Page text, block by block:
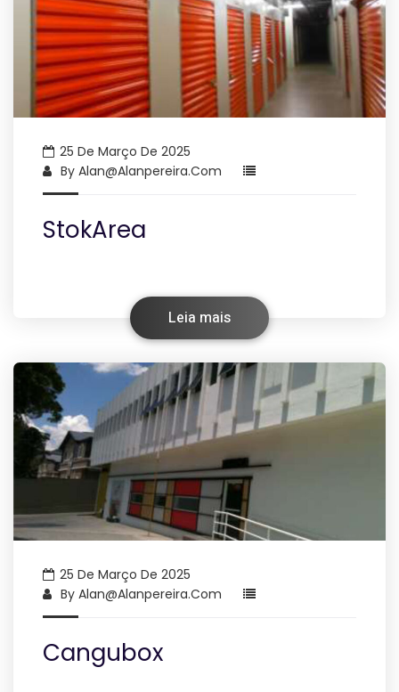
25 De Março De 2025
By Alan@alanpereira.com
StokArea
Leia mais
25 De Março De 2025
By Alan@alanpereira.com
Cangubox